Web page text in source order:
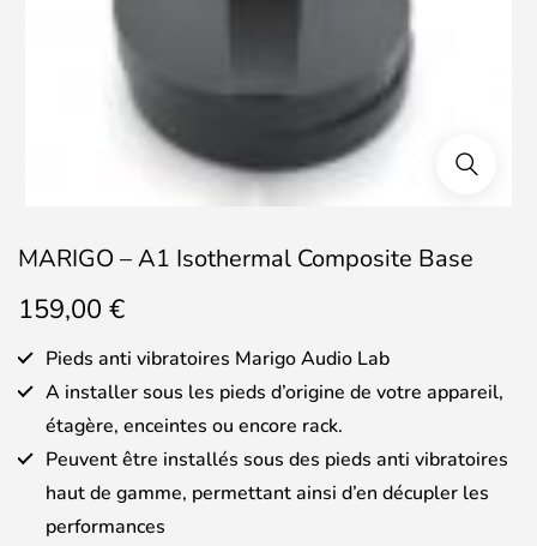
MARIGO – A1 Isothermal Composite Base
159,00 €
Pieds anti vibratoires Marigo Audio Lab
A installer sous les pieds d’origine de votre appareil,
étagère, enceintes ou encore rack.
Peuvent être installés sous des pieds anti vibratoires
haut de gamme, permettant ainsi d’en décupler les
performances